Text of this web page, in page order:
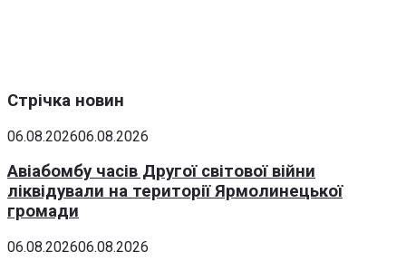
Стрічка новин
06.08.202606.08.2026
Авіабомбу часів Другої світової війни
ліквідували на території Ярмолинецької
громади
06.08.202606.08.2026